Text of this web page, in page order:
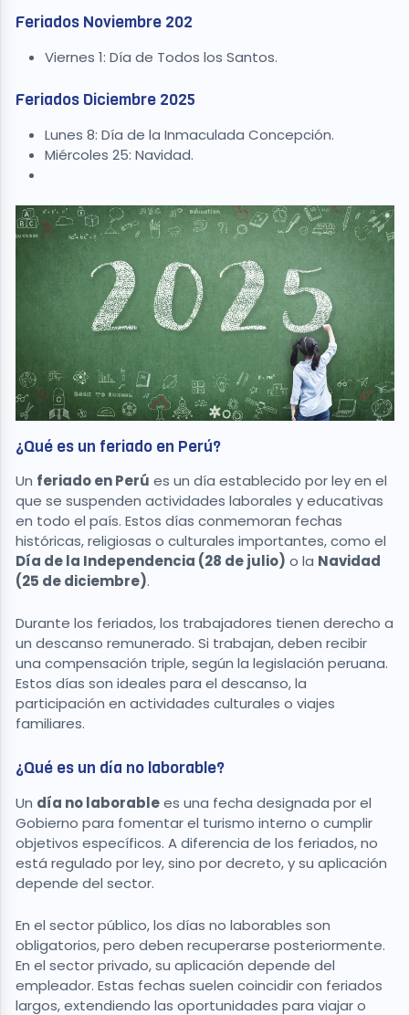
Feriados Noviembre 202
Viernes 1: Día de Todos los Santos.
Feriados Diciembre 2025
Lunes 8: Día de la Inmaculada Concepción.
Miércoles 25: Navidad.
¿Qué es un feriado en Perú?
Un feriado en Perú es un día establecido por ley en el
que se suspenden actividades laborales y educativas
en todo el país. Estos días conmemoran fechas
históricas, religiosas o culturales importantes, como el
Día de la Independencia (28 de julio) o la Navidad
(25 de diciembre).
Durante los feriados, los trabajadores tienen derecho a
un descanso remunerado. Si trabajan, deben recibir
una compensación triple, según la legislación peruana.
Estos días son ideales para el descanso, la
participación en actividades culturales o viajes
familiares.
¿Qué es un día no laborable?
Un día no laborablees una fecha designada por el
Gobierno para fomentar el turismo interno o cumplir
objetivos específicos. A diferencia de los feriados, no
está regulado por ley, sino por decreto, y su aplicación
depende del sector.
En el sector público, los días no laborables son
obligatorios, pero deben recuperarse posteriormente.
En el sector privado, su aplicación depende del
empleador. Estas fechas suelen coincidir con feriados
largos, extendiendo las oportunidades para viajar o